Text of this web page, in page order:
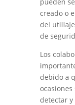
creado o
del
de
Los
debido a
detectar y